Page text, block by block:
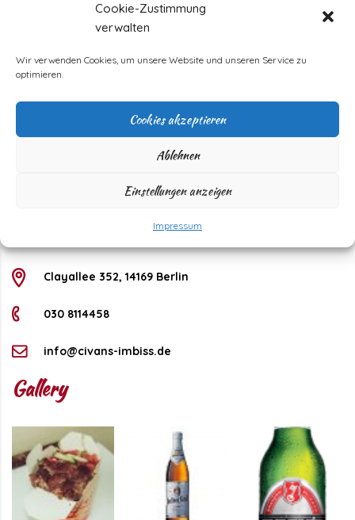
Cookie-Zustimmung
verwalten
Wir verwenden Cookies, um unsere Website und unseren Service zu
optimieren.
Cookies akzeptieren
Ablehnen
Einstellungen anzeigen
Impressum
Öffnungszeiten
Monday
11 - 22 Uhr
Wednesday
11 - 22 Uhr
11 - 21 Uhr
Clayallee 352, 14169 Berlin
030 8114458
info@civans-imbiss.de
Gallery